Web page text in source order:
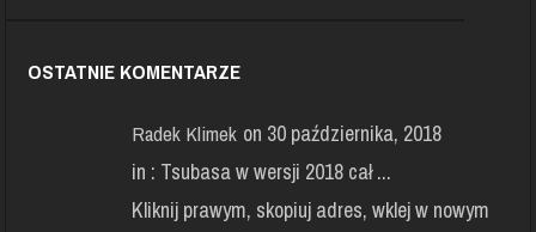
OSTATNIE KOMENTARZE
Radek Klimek on 30 października, 2018
in : Tsubasa w wersji 2018 cał ...
Kliknij prawym, skopiuj adres, wklej w nowym